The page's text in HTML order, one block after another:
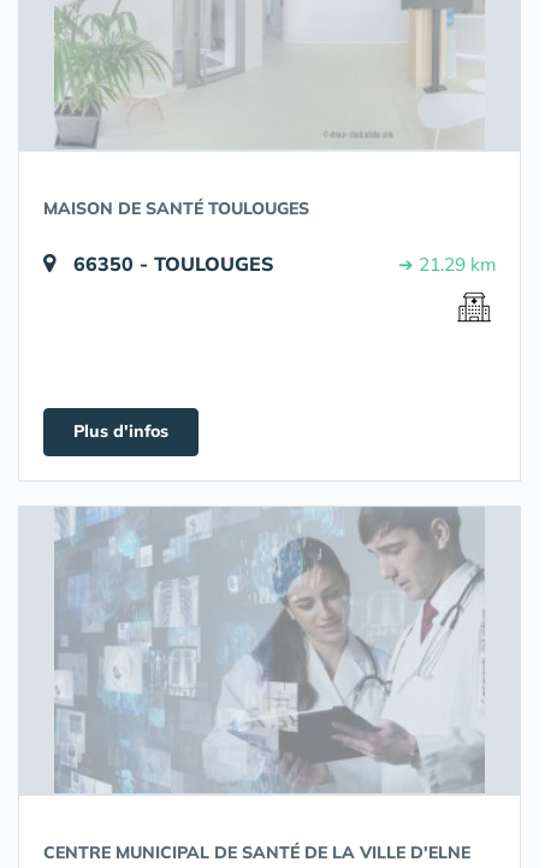
MAISON DE SANTÉ TOULOUGES
66350 - TOULOUGES ➔ 21.29 km
Plus d'infos
CENTRE MUNICIPAL DE SANTÉ DE LA VILLE D'ELNE